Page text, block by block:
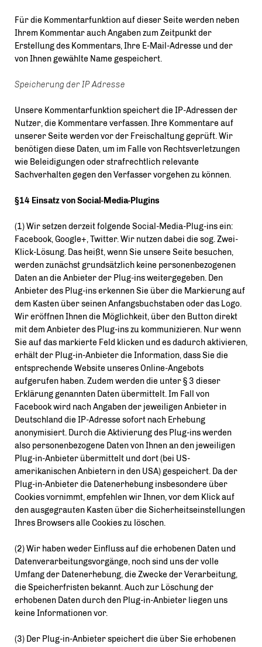
Für die Kommentarfunktion auf dieser Seite werden neben
Ihrem Kommentar auch Angaben zum Zeitpunkt der
Erstellung des Kommentars, Ihre E-Mail-Adresse und der
von Ihnen gewählte Name gespeichert.
Speicherung der IP Adresse
Unsere Kommentarfunktion speichert die IP-Adressen der
Nutzer, die Kommentare verfassen. Ihre Kommentare auf
unserer Seite werden vor der Freischaltung geprüft. Wir
benötigen diese Daten, um im Falle von Rechtsverletzungen
wie Beleidigungen oder strafrechtlich relevante
Sachverhalten gegen den Verfasser vorgehen zu können.
§14 Einsatz von Social-Media-Plugins
(1) Wir setzen derzeit folgende Social-Media-Plug-ins ein:
Facebook, Google+, Twitter. Wir nutzen dabei die sog. Zwei-
Klick-Lösung. Das heißt, wenn Sie unsere Seite besuchen,
werden zunächst grundsätzlich keine personenbezogenen
Daten an die Anbieter der Plug-ins weitergegeben. Den
Anbieter des Plug-ins erkennen Sie über die Markierung auf
dem Kasten über seinen Anfangsbuchstaben oder das Logo.
Wir eröffnen Ihnen die Möglichkeit, über den Button direkt
mit dem Anbieter des Plug-ins zu kommunizieren. Nur wenn
Sie auf das markierte Feld klicken und es dadurch aktivieren,
erhält der Plug-in-Anbieter die Information, dass Sie die
entsprechende Website unseres Online-Angebots
aufgerufen haben. Zudem werden die unter § 3 dieser
Erklärung genannten Daten übermittelt. Im Fall von
Facebook wird nach Angaben der jeweiligen Anbieter in
Deutschland die IP-Adresse sofort nach Erhebung
anonymisiert. Durch die Aktivierung des Plug-ins werden
also personenbezogene Daten von Ihnen an den jeweiligen
Plug-in-Anbieter übermittelt und dort (bei US-
amerikanischen Anbietern in den USA) gespeichert. Da der
Plug-in-Anbieter die Datenerhebung insbesondere über
Cookies vornimmt, empfehlen wir Ihnen, vor dem Klick auf
den ausgegrauten Kasten über die Sicherheitseinstellungen
Ihres Browsers alle Cookies zu löschen.
(2) Wir haben weder Einfluss auf die erhobenen Daten und
Datenverarbeitungsvorgänge, noch sind uns der volle
Umfang der Datenerhebung, die Zwecke der Verarbeitung,
die Speicherfristen bekannt. Auch zur Löschung der
erhobenen Daten durch den Plug-in-Anbieter liegen uns
keine Informationen vor.
(3) Der Plug-in-Anbieter speichert die über Sie erhobenen